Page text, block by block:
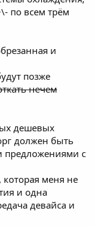
по всем трём
и
позже
нечем
дешевых
должен быть
предложениями с
меня не
и одна
девайса и